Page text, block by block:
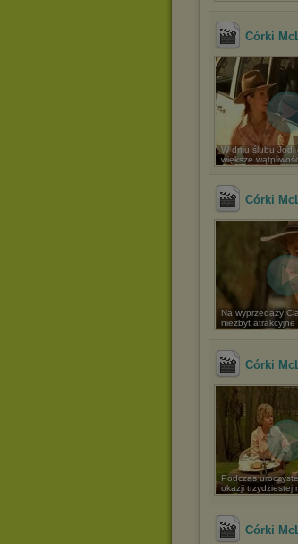
Córki
W dniu ślubu Jodi
większe
Córki
Na wyprzedaży
niezbyt atrakcyjne
Córki
Podczas
okazji trzydziestej
Córki